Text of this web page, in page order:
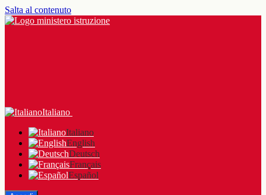
Salta al contenuto
Italiano
Italiano
English
Deutsch
Français
Español